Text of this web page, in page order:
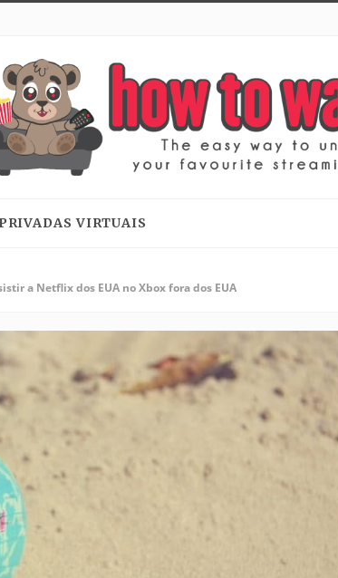
VIRTUAIS
a Netflix dos EUA no Xbox fora dos EUA